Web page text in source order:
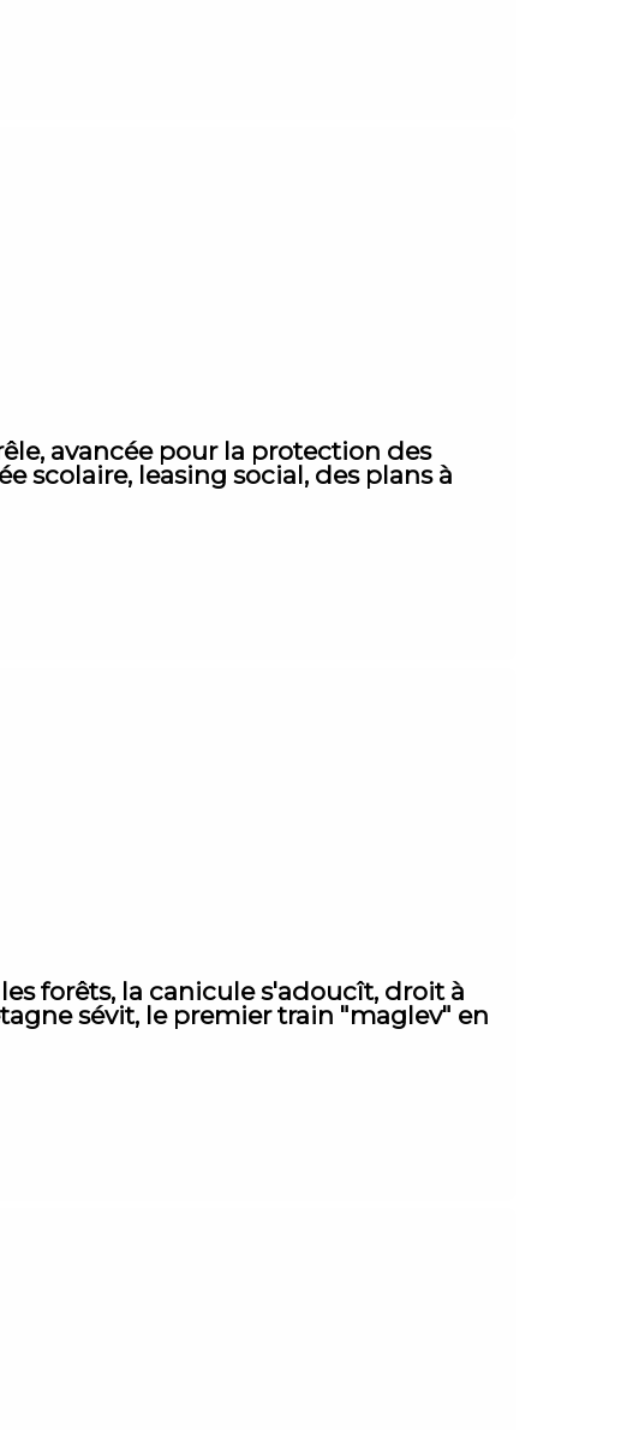
avancée pour la protection des
scolaire, leasing social, des plans à
forêts, la canicule s'adoucît, droit à
sévit, le premier train "maglev" en